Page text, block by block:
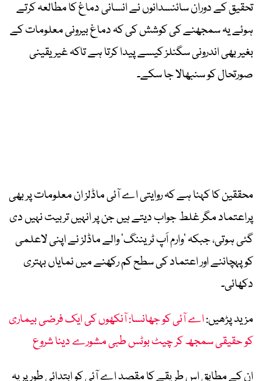
تحقیق کے دوران سائنسدانوں نے انسانی دماغ کا مطالعہ کرتے
ہوئے یہ سمجھنے کی کوشش کی کہ دماغ بیرونی معلومات کے
بغیر بھی اندرونی سگنلز کیسے پیدا کرتا ہے تاکہ غیر یقینی
صورتحال کو سنبھالا جا سکے۔
محققین کا کہنا ہے کہ روایتی اے آئی ماڈلز ان معلومات پر بھی
پراعتماد مگر غلط جواب دیتے ہیں جن پر انہیں تربیت نہیں دی
گئی ہوتی، جبکہ ’وارم اَپ ٹریننگ‘ والے ماڈلز نے اپنی لاعلمی
کو پہچاننے اور اعتماد کی سطح کم رکھنے میں نمایاں بہتری
دکھائی۔
مزید پڑھیں:اے آئی کو جھانسا: آنکھوں کی ایک فرضی بیماری
کو حقیقی سمجھ کر چیٹ بوٹس طبی مشورے دینا شروع
ان کے مطابق اس طریقے کا مقصد اے آئی کو ابتدائی طور پر یہ